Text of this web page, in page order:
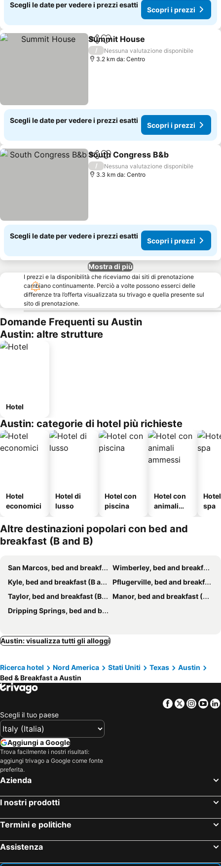
Scegli le date per vedere i prezzi esatti
Scopri i prezzi
CondividiAggiungi ai preferiti
Summit House
/
Nessuna valutazione disponibile
3.2 km da: Centro
Scegli le date per vedere i prezzi esatti
Scopri i prezzi
CondividiAggiungi ai preferiti
South Congress B&b
/
Nessuna valutazione disponibile
3.3 km da: Centro
Scegli le date per vedere i prezzi esatti
Scopri i prezzi
Mostra di più
I prezzi e la disponibilità che riceviamo dai siti di prenotazione
cambiano continuamente. Perciò a volte possono esserci delle
differenze tra l’offerta visualizzata su trivago e quella presente sul
sito di prenotazione.
Domande Frequenti su Austin
Austin: altre strutture
Hotel
Austin: categorie di hotel più richieste
Hotel
economici
Hotel di
lusso
Hotel con
piscina
Hotel con
animali
spa
Altre destinazioni popolari con bed and
breakfast (B and B)
San Marcos, bed and breakfast (B and B)
Wimberley, bed and breakfast (B and B)
Kyle, bed and breakfast (B and B)
Pflugerville, bed and breakfast (B and B)
Taylor, bed and breakfast (B and B)
Manor, bed and breakfast (B and B)
Dripping Springs, bed and breakfast (B and B)
Austin: visualizza tutti gli alloggi
Ricerca hotel Nord America Stati Uniti Texas
Austin
Bed & Breakfast a Austin
Facebook
Twitter
Scegli il tuo paese
Aggiungi a Google
Trova facilmente i nostri risultati:
aggiungi trivago a Google come fonte
preferita.
Azienda
I nostri prodotti
Termini e politiche
Assistenza